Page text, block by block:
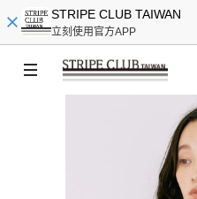
STRIPE CLUB TAIWAN
立刻使用官方APP